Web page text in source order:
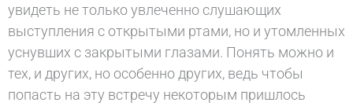
увидеть не только увлеченно слушающих
выступления с открытыми ртами, но и утомленных
уснувших с закрытыми глазами. Понять можно и
тех, и других, но особенно других, ведь чтобы
попасть на эту встречу некоторым пришлось